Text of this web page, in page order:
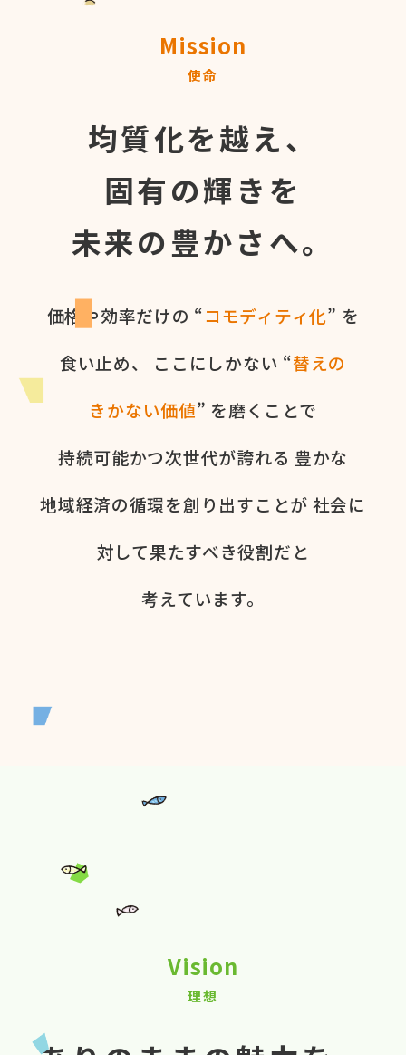
Mission
使命
均質化を越え、
固有の輝きを
未来の豊かさへ。
価格や​効率だけの​ “コモディティ化” を​
食い​止め、
ここに​しかない​ “替えの​
きかない​価値” を​磨く​ことで
持続可能かつ次世代が​誇れる 豊かな​
地域経済の​循環を​創り出すことが 社会に​
対して​果た​すべき役割だと​
考えています。​
Vision
理想